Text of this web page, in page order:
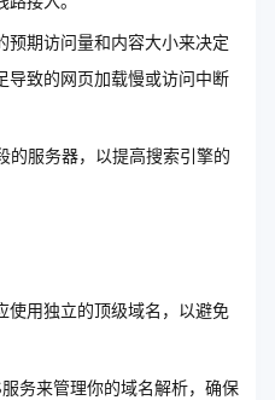
预期访问量和内容大小来决定
导致的网页加载慢或访问中断
的服务器，以提高搜索引擎的
使用独立的顶级域名，以避免
务来管理你的域名解析，确保